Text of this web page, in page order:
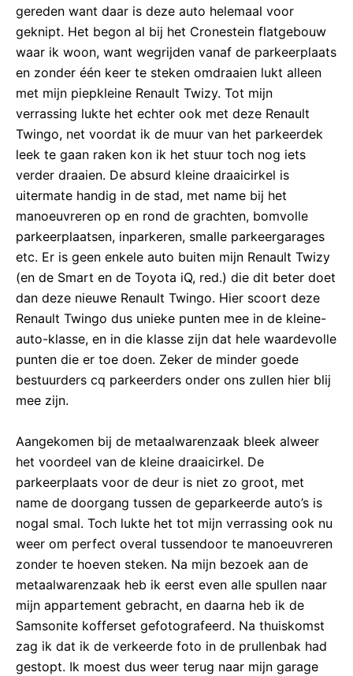
gereden want daar is deze auto helemaal voor
geknipt. Het begon al bij het Cronestein flatgebouw
waar ik woon, want wegrijden vanaf de parkeerplaats
en zonder één keer te steken omdraaien lukt alleen
met mijn piepkleine Renault Twizy. Tot mijn
verrassing lukte het echter ook met deze Renault
Twingo, net voordat ik de muur van het parkeerdek
leek te gaan raken kon ik het stuur toch nog iets
verder draaien. De absurd kleine draaicirkel is
uitermate handig in de stad, met name bij het
manoeuvreren op en rond de grachten, bomvolle
parkeerplaatsen, inparkeren, smalle parkeergarages
etc. Er is geen enkele auto buiten mijn Renault Twizy
(en de Smart en de Toyota iQ, red.) die dit beter doet
dan deze nieuwe Renault Twingo. Hier scoort deze
Renault Twingo dus unieke punten mee in de kleine-
auto-klasse, en in die klasse zijn dat hele waardevolle
punten die er toe doen. Zeker de minder goede
bestuurders cq parkeerders onder ons zullen hier blij
mee zijn.
Aangekomen bij de metaalwarenzaak bleek alweer
het voordeel van de kleine draaicirkel. De
parkeerplaats voor de deur is niet zo groot, met
name de doorgang tussen de geparkeerde auto’s is
nogal smal. Toch lukte het tot mijn verrassing ook nu
weer om perfect overal tussendoor te manoeuvreren
zonder te hoeven steken. Na mijn bezoek aan de
metaalwarenzaak heb ik eerst even alle spullen naar
mijn appartement gebracht, en daarna heb ik de
Samsonite kofferset gefotografeerd. Na thuiskomst
zag ik dat ik de verkeerde foto in de prullenbak had
gestopt. Ik moest dus weer terug naar mijn garage